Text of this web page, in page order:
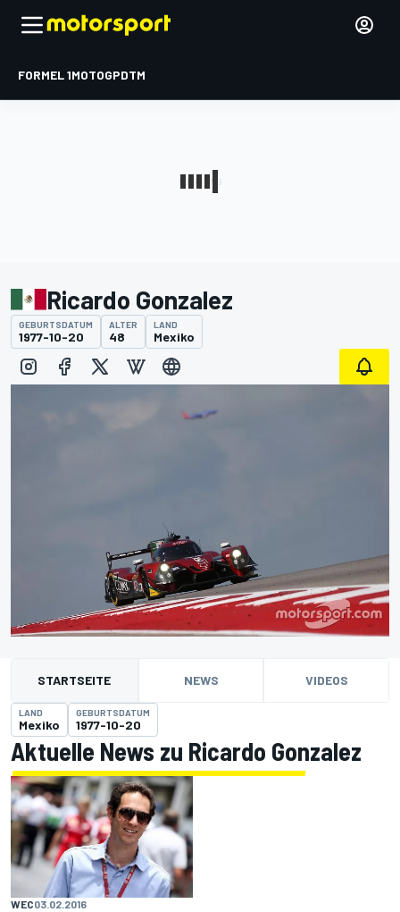
FORMEL 1MOTOGPDTM
Ricardo Gonzalez
GEBURTSDATUM
1977-10-20
ALTER
48
LAND
Mexiko
STARTSEITE NEWS VIDEOS
LAND
Mexiko
GEBURTSDATUM
1977-10-20
Aktuelle News zu Ricardo Gonzalez
WEC03.02.2016